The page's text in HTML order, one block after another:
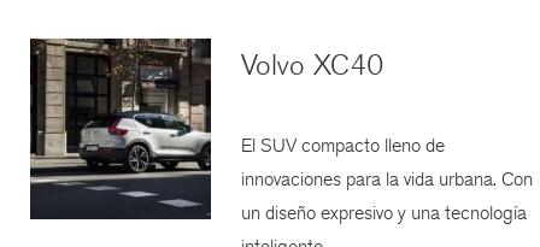
Volvo XC40
El SUV compacto lleno de
innovaciones para la vida urbana. Con
un diseño expresivo y una tecnología